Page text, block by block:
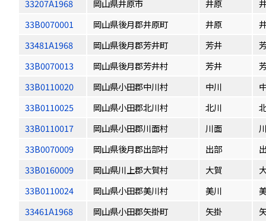
33207A1968
岡山県井原市 井原
33B0070001
岡山県後月郡井原町 井原
33481A1968
岡山県後月郡芳井町 芳井
33B0070013
岡山県後月郡芳井村 芳井
33B0110020
岡山県小田郡中川村 中川
33B0110025
岡山県小田郡北川村 北川
33B0110017
岡山県小田郡川面村 川面
33B0070009
岡山県後月郡出部村 出部
33B0160009
岡山県川上郡大賀村 大賀
33B0110024
岡山県小田郡美川村 美川
33461A1968
岡山県小田郡矢掛町 矢掛